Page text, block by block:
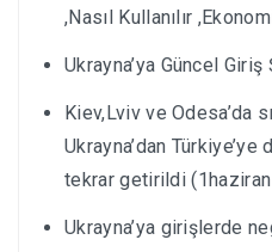
,Nasıl Kullanılır
Ukrayna’ya Güncel Giriş
Kiev,Lviv ve Odesa’da
Ukrayna’dan
tekrar getirildi
Ukrayna’ya girişlerde